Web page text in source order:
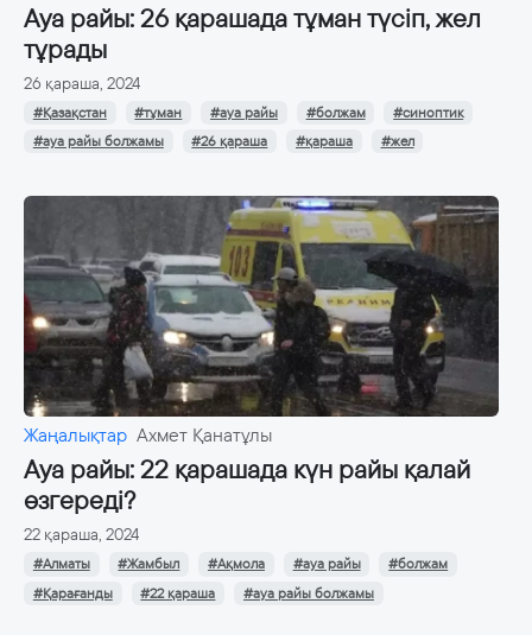
Ауа райы: 26 қарашада тұман түсіп, жел
тұрады
26 қараша, 2024
#Қазақстан #тұман #ауа райы #болжам
#синоптик
#ауа райы болжамы
#26 қараша #қараша #жел
Жаңалықтар Ахмет Қанатұлы
Ауа райы: 22 қарашада күн райы қалай
өзгереді?
22 қараша, 2024
#Алматы #Жамбыл #Ақмола #ауа райы
#болжам
#Қарағанды
#22 қараша #ауа райы болжамы